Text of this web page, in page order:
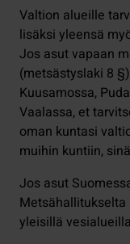
Valtion alueille
lisäksi yleensä
Jos asut vapaan
(metsästyslaki 8
Kuusamossa,
Vaalassa, et
oman kuntasi
muihin kuntiin,
Jos asut
yleisillä